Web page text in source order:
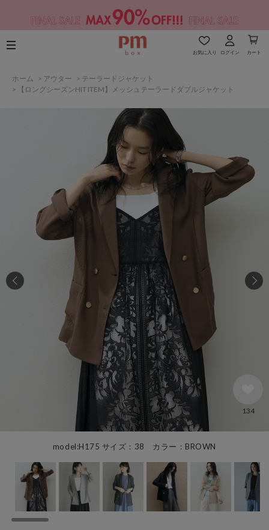
お気に入り ログイン カート
ホーム > アウター > テーラードジャケット
>
【ロングシーズンHIT ITEM】メッシュテーラードダブルジャケット
model:H175 サイズ：38 カラー：BROWN
134